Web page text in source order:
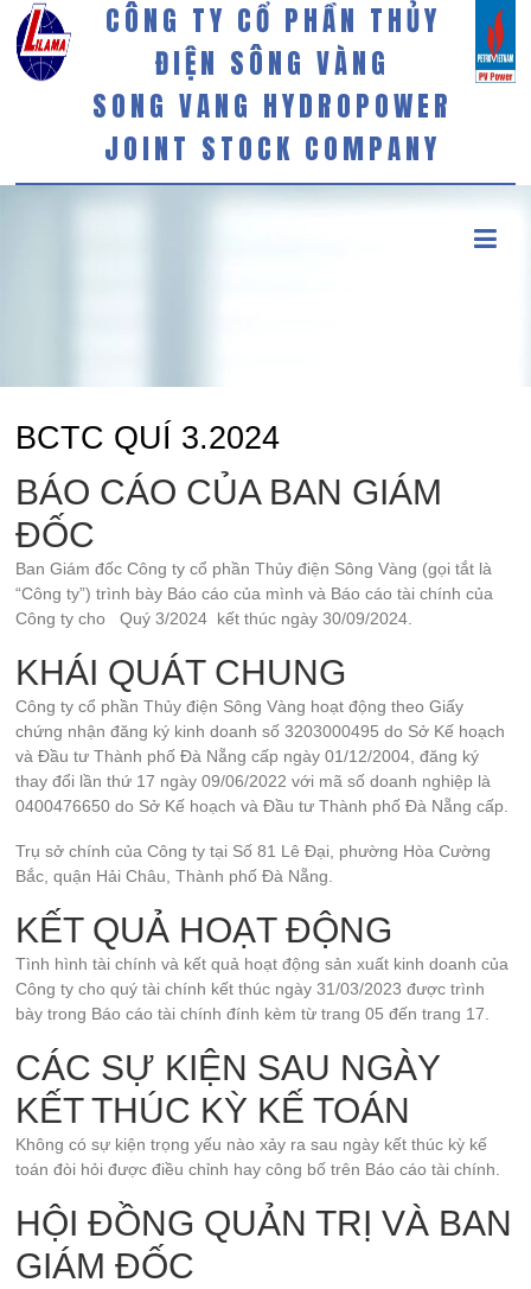
CÔNG TY CỔ PHẦN THỦY
ĐIỆN SÔNG VÀNG
SONG VANG HYDROPOWER
JOINT STOCK COMPANY
BCTC QUÍ 3.2024
BÁO CÁO CỦA BAN GIÁM
ĐỐC
Ban Giám đốc Công ty cổ phần Thủy điện Sông Vàng (gọi tắt là
“Công ty”) trình bày Báo cáo của mình và Báo cáo tài chính của
Công ty cho Quý 3/2024 kết thúc ngày 30/09/2024.
KHÁI QUÁT CHUNG
Công ty cổ phần Thủy điện Sông Vàng hoạt động theo Giấy
chứng nhận đăng ký kinh doanh số 3203000495 do Sở Kế hoạch
và Đầu tư Thành phố Đà Nẵng cấp ngày 01/12/2004, đăng ký
thay đổi lần thứ 17 ngày 09/06/2022 với mã số doanh nghiệp là
0400476650 do Sở Kế hoạch và Đầu tư Thành phố Đà Nẵng cấp.
Trụ sở chính của Công ty tại Số 81 Lê Đại, phường Hòa Cường
Bắc, quận Hải Châu, Thành phố Đà Nẵng.
KẾT QUẢ HOẠT ĐỘNG
Tình hình tài chính và kết quả hoạt động sản xuất kinh doanh của
Công ty cho quý tài chính kết thúc ngày 31/03/2023 được trình
bày trong Báo cáo tài chính đính kèm từ trang 05 đến trang 17.
CÁC SỰ KIỆN SAU NGÀY
KẾT THÚC KỲ KẾ TOÁN
Không có sự kiện trọng yếu nào xảy ra sau ngày kết thúc kỳ kế
toán đòi hỏi được điều chỉnh hay công bố trên Báo cáo tài chính.
HỘI ĐỒNG QUẢN TRỊ VÀ BAN
GIÁM ĐỐC